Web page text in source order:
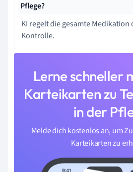
Pflege?
KI regelt die gesamte
Kontrolle.
Lerne schneller
Karteikarten zu
in der
Melde dich kostenlos an, um
Karteikarten zu